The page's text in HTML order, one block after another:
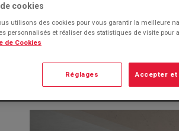
MENUISERIES
cookies
utilisons des cookies pour vous garantir la meilleure
personnalisés et réaliser des statistiques de visite pour
de Cookies
Accepter
Réglages